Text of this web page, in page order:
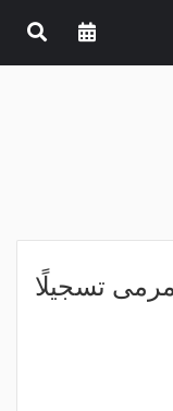
5 حراس مرمى تسجيلًا